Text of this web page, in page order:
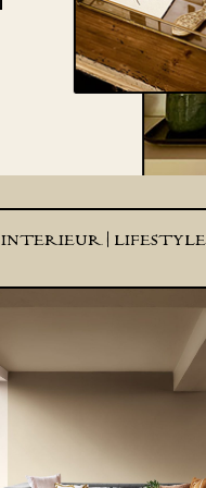
INTERIEUR | LIFESTYLE